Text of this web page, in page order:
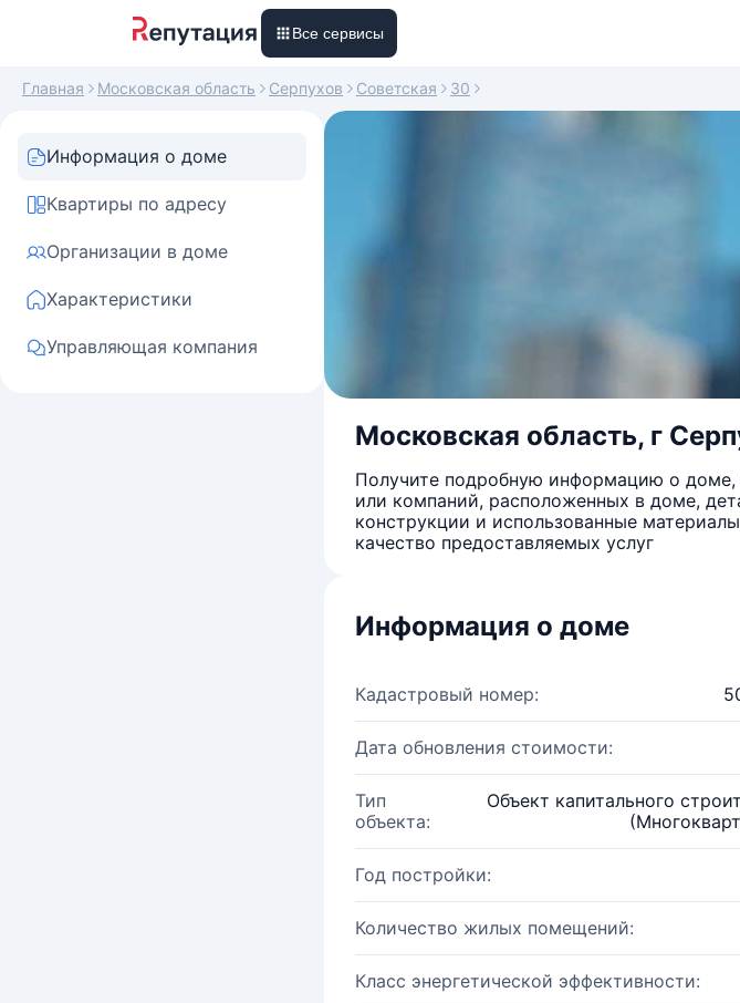
Все сервисы
Главная Московская область Серпухов Советская 30
Информация о доме
Квартиры по адресу
Организации в доме
Характеристики
Управляющая компания
Московская область, г
Получите подробную информацию о доме,
или компаний, расположенных в доме,
конструкции и использованные
качество предоставляемых услуг
Информация о доме
Кадастровый номер:
Дата обновления стоимости:
Тип
объекта:
Объект капитального
Год постройки:
Количество жилых помещений:
Класс энергетической эффективности: